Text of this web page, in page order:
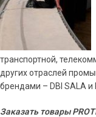
транспортной,
других отраслей
брендами – DBI SALA и
Заказать товары